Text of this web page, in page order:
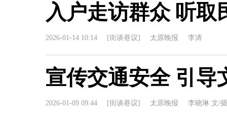
入户走访群众 听取
2026-01-14 10:14 [街谈巷议] 太原晚报 李涛
宣传交通安全 引导
2026-01-09 09:44 [街谈巷议] 太原晚报 李晓琳 文/摄